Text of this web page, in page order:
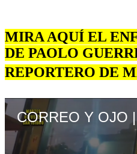
MIRA AQUÍ EL
DE PAOLO
REPORTERO DE